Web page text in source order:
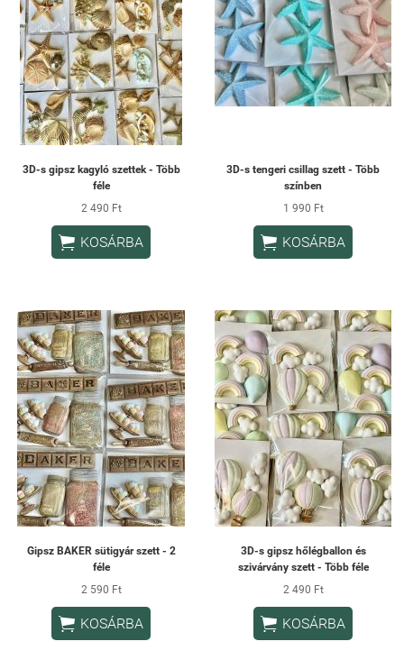
3D-s gipsz kagyló szettek - Több
féle
2 490 Ft
 KOSÁRBA
3D-s tengeri csillag szett - Több
színben
1 990 Ft
 KOSÁRBA
Gipsz BAKER sütigyár szett - 2
féle
2 590 Ft
 KOSÁRBA
3D-s gipsz hőlégballon és
szivárvány szett - Több féle
2 490 Ft
 KOSÁRBA